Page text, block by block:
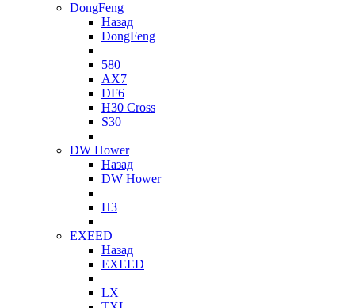
DongFeng
Назад
DongFeng
580
AX7
DF6
H30 Cross
S30
DW Hower
Назад
DW Hower
H3
EXEED
Назад
EXEED
LX